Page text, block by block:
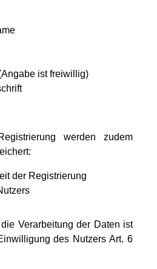
ist freiwillig)
werden zudem
der Registrierung
Verarbeitung der Daten ist
des Nutzers Art. 6